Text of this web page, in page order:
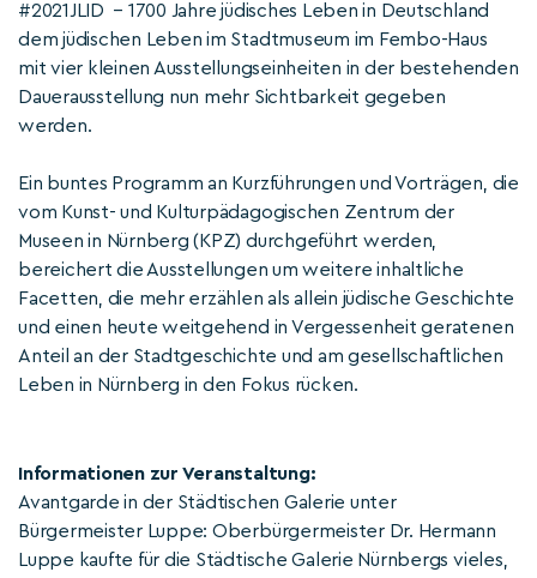
#2021JLID – 1700 Jahre jüdisches Leben in Deutschland
dem jüdischen Leben im Stadtmuseum im Fembo-Haus
mit vier kleinen Ausstellungseinheiten in der bestehenden
Dauerausstellung nun mehr Sichtbarkeit gegeben
werden.
Ein buntes Programm an Kurzführungen und Vorträgen, die
vom Kunst- und Kulturpädagogischen Zentrum der
Museen in Nürnberg (KPZ) durchgeführt werden,
bereichert die Ausstellungen um weitere inhaltliche
Facetten, die mehr erzählen als allein jüdische Geschichte
und einen heute weitgehend in Vergessenheit geratenen
Anteil an der Stadtgeschichte und am gesellschaftlichen
Leben in Nürnberg in den Fokus rücken.
Informationen zur Veranstaltung:
Avantgarde in der Städtischen Galerie unter
Bürgermeister Luppe: Oberbürgermeister Dr. Hermann
Luppe kaufte für die Städtische Galerie Nürnbergs vieles,